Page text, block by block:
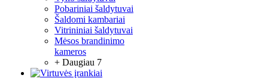
Pobariniai šaldytuvai
Šaldomi kambariai
Vitrininiai šaldytuvai
Mėsos brandinimo
kameros
+ Daugiau 7